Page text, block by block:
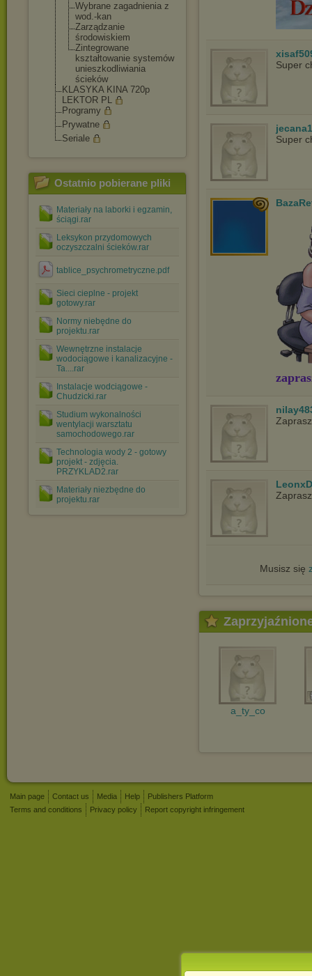
Wybrane zagadnienia z
wod.-kan
Zarządzanie
środowiskiem
Zintegrowane
kształtowanie systemów
unieszkodliwiania
ścieków
KLASYKA KINA 720p
LEKTOR PL
Programy
Prywatne
Seriale
Ostatnio pobierane pliki
Materiały na laborki i egzamin,
ściągi.rar
Leksykon przydomowych
oczyszczalni ścieków.rar
tablice_psychrometryczne.pdf
Sieci cieplne - projekt
gotowy.rar
Normy niebędne do
projektu.rar
Wewnętrzne instalacje
wodociągowe i kanalizacyjne -
Ta....rar
Instalacje wodciągowe -
Chudzicki.rar
Studium wykonalności
wentylacji warsztatu
samochodowego.rar
Technologia wody 2 - gotowy
projekt - zdjęcia.
PRZYKLAD2.rar
Materiały niezbędne do
projektu.rar
Super
Super
Musisz się
a_ty_co
Main page Contact us Media Help
Publishers Platform
Terms and conditions
Privacy policy Report copyright infringement